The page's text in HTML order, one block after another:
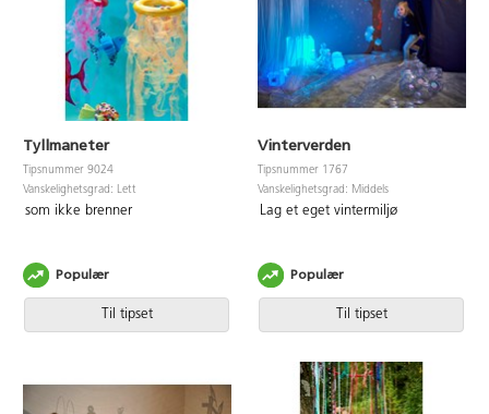
Tyllmaneter
Tipsnummer 9024
Vanskelighetsgrad: Lett
som ikke brenner
Til tipset
Populær
Vinterverden
Tipsnummer 1767
Vanskelighetsgrad: Middels
Lag et eget vintermiljø
Til tipset
Populær